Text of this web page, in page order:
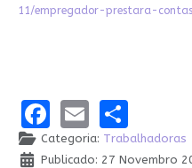
11/empregador-prestara-
Facebook
EmailShare
Categoria: Trabalhadoras
Publicado: 27 Novembro